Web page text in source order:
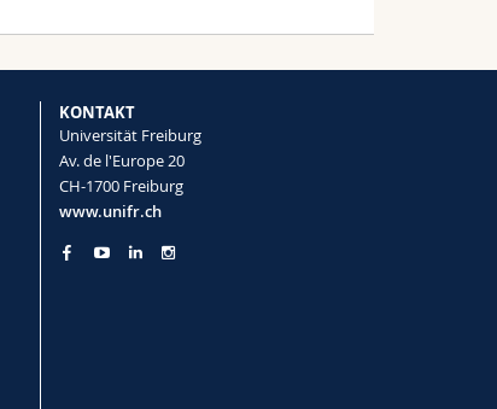
KONTAKT
Universität Freiburg
Av. de l'Europe 20
CH-1700 Freiburg
www.unifr.ch